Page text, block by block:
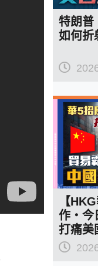
特朗普
如何折
【
作‧今
打痛美
國開新